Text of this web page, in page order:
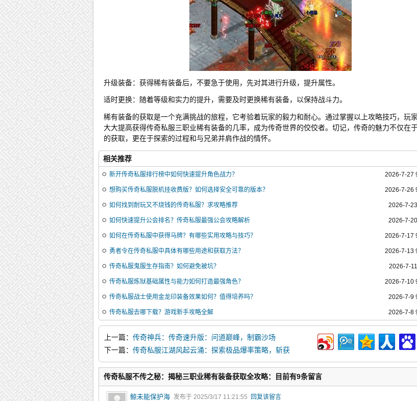
升级装备：获得稀有装备后，不要急于使用，先对其进行升级，提升属性。
适时更换：随着等级和实力的提升，需要及时更换稀有装备，以保持战斗力。
稀有装备的获取是一个充满挑战的旅程，它考验着玩家的毅力和耐心。通过掌握以上攻略技巧，玩
大大提高获得传奇私服三职业稀有装备的几率，成为传奇世界的佼佼者。切记，传奇的魅力不仅在
的获取，更在于探索的过程和与兄弟并肩作战的情怀。
相关推荐
2026-7-27
新开传奇私服排行榜中如何快速提升角色战力？
2026-7-26
想购买传奇私服脱机挂收费版？如何选择安全可靠的版本？
2026-7-
如何找到耐玩又不烧钱的传奇私服？求攻略推荐
2026-7-
如何快速提升公会排名？传奇私服最强公会攻略解析
2026-7-17
如何在传奇私服中获得马牌？有哪些实用攻略与技巧？
2026-7-13
勇者令在传奇私服中具体有哪些用途和获取方法？
2026-7-
传奇私服鬼服生存指南？如何避免被坑？
2026-7-10
传奇私服炼狱基础属性与能力如何打造最强角色？
2026-7-9
传奇私服战士使用金龙印装备效果如何？值得培养吗？
2026-7-8
传奇私服去哪下载？游戏新手攻略全解
上一篇： 传奇神兵：传奇速升版：问道巅峰，制霸沙场
下一篇： 传奇私服江湖风起云涌：探索极品爆率策略，斩获
神兵利器
传奇私服不传之秘：揭秘三职业稀有装备获取全攻略：目前有9条留言
鲸未能保护海 发布于 2025/3/17 11:21:55
回复该留言